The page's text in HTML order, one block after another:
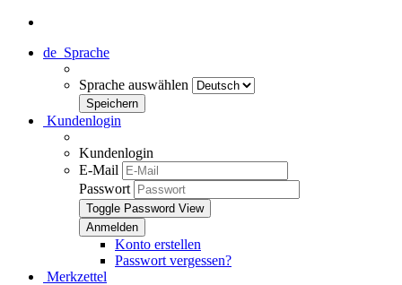
de Sprache
Sprache auswählen
Kundenlogin
Kundenlogin
E-Mail
Passwort
Toggle Password View
Konto erstellen
Passwort vergessen?
Merkzettel